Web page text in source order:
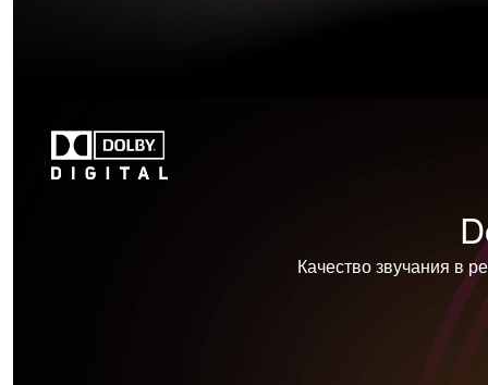
Качество звучания в